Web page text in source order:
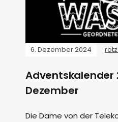
6. Dezember 2024
Adventskalender
Dezember
Die Dame von der